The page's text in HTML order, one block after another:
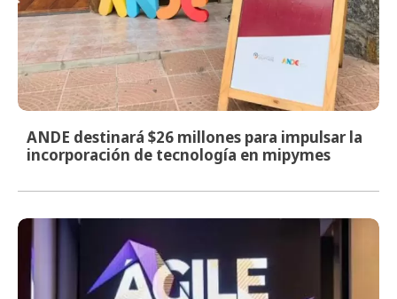
ANDE destinará $26 millones para impulsar la
incorporación de tecnología en mipymes